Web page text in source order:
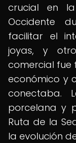
crucial en
Occidente
facilitar el
joyas, y
comercial fue
económico y
conectaba.
porcelana y
Ruta de la
la evolución